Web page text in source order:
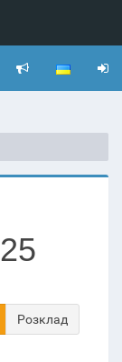
Розклад